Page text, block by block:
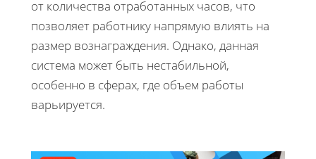
от количества отработанных часов, что
позволяет работнику напрямую влиять на
размер вознаграждения. Однако, данная
система может быть нестабильной,
особенно в сферах, где объем работы
варьируется.